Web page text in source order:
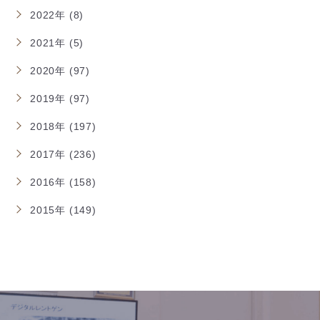
2022年 (8)
2021年 (5)
2020年 (97)
2019年 (97)
2018年 (197)
2017年 (236)
2016年 (158)
2015年 (149)